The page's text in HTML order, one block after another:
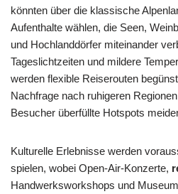
könnten über die klassische
Aufenthalte wählen, die Seen,
und Hochlanddörfer miteinander
Tageslichtzeiten und mildere
werden flexible Reiserouten
Nachfrage nach ruhigeren
Besucher überfüllte Hotspots
Kulturelle Erlebnisse werden
spielen, wobei Open-Air-Konzerte,
Handwerksworkshops und